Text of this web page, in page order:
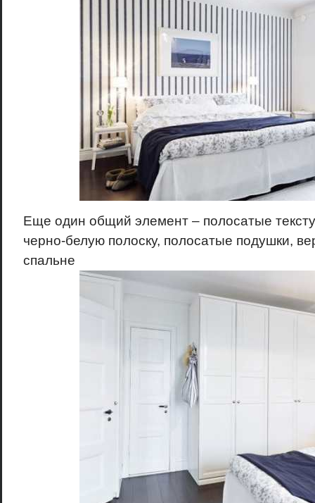
Еще один общий элемент – полосатые
черно-белую полоску, полосатые подушки,
спальне